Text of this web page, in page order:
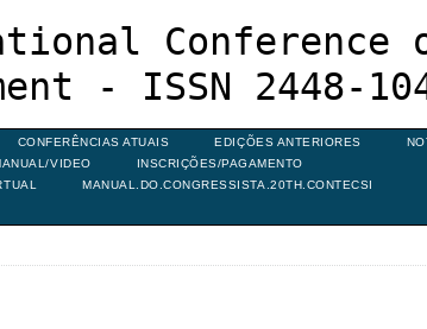
- ISSN 2448-
CONFERÊNCIAS ATUAIS EDIÇÕES ANTERIORES
VIDEO
INSCRIÇÕES/PAGAMENTO
MANUAL.DO.CONGRESSISTA.20TH.CONTECSI